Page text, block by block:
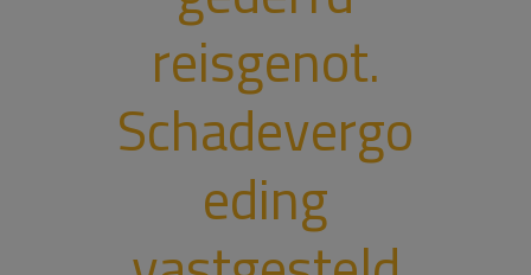
reisgenot.
Schadevergo
eding